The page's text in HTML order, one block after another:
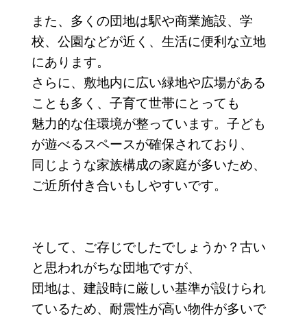
また、多くの団地は駅や商業施設、学
校、公園などが近く、生活に便利な立地
にあります。
さらに、敷地内に広い緑地や広場がある
ことも多く、子育て世帯にとっても
魅力的な住環境が整っています。子ども
が遊べるスペースが確保されており、
同じような家族構成の家庭が多いため、
ご近所付き合いもしやすいです。
そして、ご存じでしたでしょうか？古い
と思われがちな団地ですが、
団地は、建設時に厳しい基準が設けられ
ているため、耐震性が高い物件が多いで